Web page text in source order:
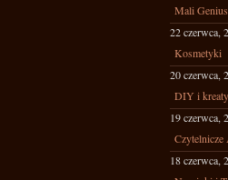
Mali
22 czerwca,
Kosmetyki
20 czerwca,
DIY i
19 czerwca,
Czytelnicze
18 czerwca,